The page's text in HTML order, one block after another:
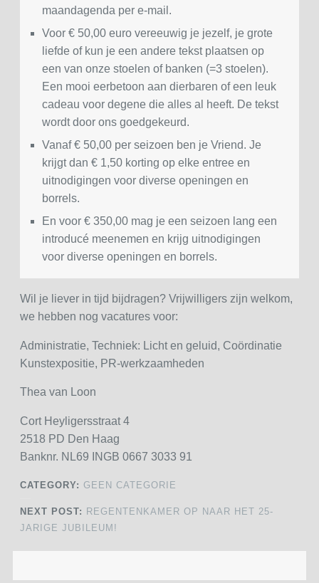
maandagenda per e-mail.
Voor € 50,00 euro vereeuwig je jezelf, je grote
liefde of kun je een andere tekst plaatsen op
een van onze stoelen of banken (=3 stoelen).
Een mooi eerbetoon aan dierbaren of een leuk
cadeau voor degene die alles al heeft. De tekst
wordt door ons goedgekeurd.
Vanaf € 50,00 per seizoen ben je Vriend. Je
krijgt dan € 1,50 korting op elke entree en
uitnodigingen voor diverse openingen en
borrels.
En voor € 350,00 mag je een seizoen lang een
introducé meenemen en krijg uitnodigingen
voor diverse openingen en borrels.
Wil je liever in tijd bijdragen? Vrijwilligers zijn welkom,
we hebben nog vacatures voor:
Administratie, Techniek: Licht en geluid, Coördinatie
Kunstexpositie, PR-werkzaamheden
Thea van Loon
Cort Heyligersstraat 4
2518 PD Den Haag
Banknr. NL69 INGB 0667 3033 91
CATEGORY: GEEN CATEGORIE
NEXT POST: REGENTENKAMER OP NAAR HET 25-
JARIGE JUBILEUM!